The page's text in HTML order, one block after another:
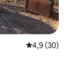
Évaluation
4,9 (30)